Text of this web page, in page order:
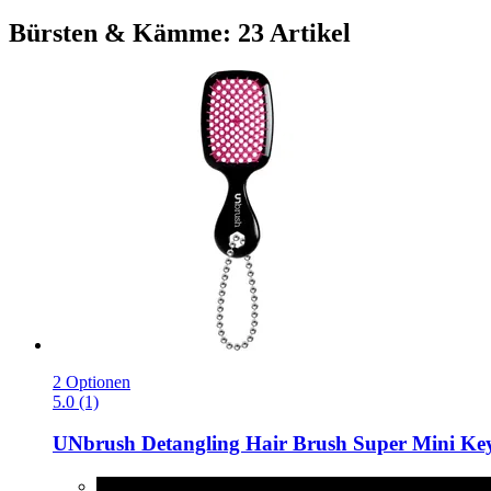
Bürsten & Kämme: 23 Artikel
2 Optionen
5.0 (1)
UNbrush Detangling Hair Brush Super Mini